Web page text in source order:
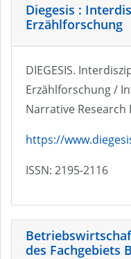
Diegesis :
Erzählforschung
DIEGESIS.
Erzählforschung /
Narrative
https://
ISSN: 2195-2116
des Fachgebiets